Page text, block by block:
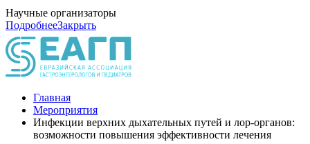
Научные организаторы
ПодробнееЗакрыть
Главная
Мероприятия
Инфекции верхних дыхательных путей и лор-органов:
возможности повышения эффективности лечения